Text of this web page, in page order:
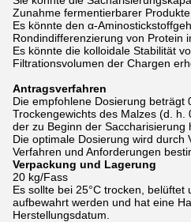
Zunahme fermentierbarer Produkte
Es könnte den α-
Rondindifferenzierung von Protein
Es könnte die kolloidale Stabilität
Filtrationsvolumen der Chargen
Antragsverfahren
Die empfohlene Dosierung beträgt
Trockengewichts des Malzes (d. h.
der zu Beginn der Saccharisierung
Die optimale Dosierung wird durch
Verfahren und Anforderungen
Verpackung und Lagerung
20 kg/Fass
Es sollte bei 25°C trocken, belüftet
aufbewahrt werden und hat eine
Herstellungsdatum.